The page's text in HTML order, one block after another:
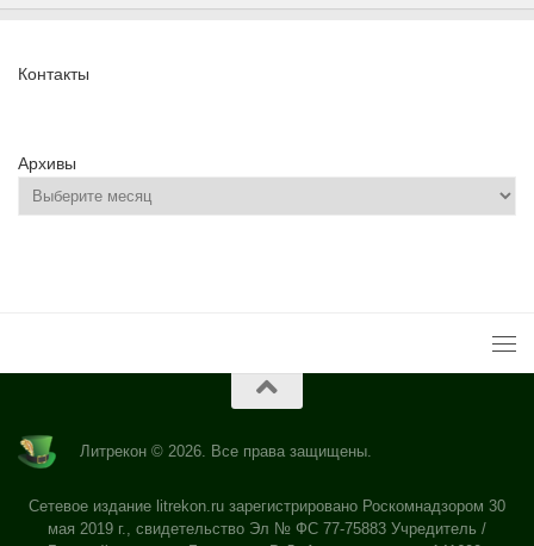
Контакты
Архивы
Литрекон © 2026. Все права защищены.
Сетевое издание litrekon.ru зарегистрировано Роскомнадзором 30
мая 2019 г., свидетельство Эл № ФС 77-75883 Учредитель /